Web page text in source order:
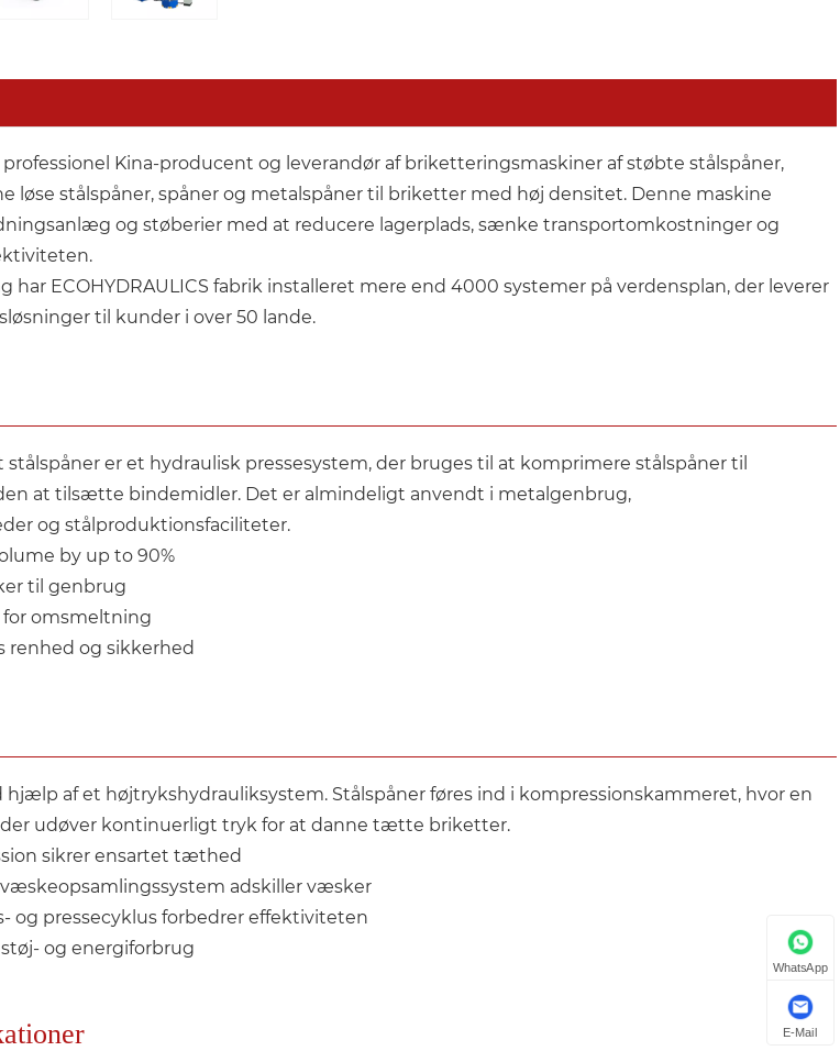
professionel Kina-producent og leverandør af briketteringsmaskiner af støbte stålspåner,
løse stålspåner, spåner og metalspåner til briketter med høj densitet. Denne maskine
og støberier med at reducere lagerplads, sænke transportomkostninger og
har ECOHYDRAULICS fabrik installeret mere end 4000 systemer på verdensplan, der leverer
til kunder i over 50 lande.
er et hydraulisk pressesystem, der bruges til at komprimere stålspåner til
at tilsætte bindemidler. Det er almindeligt anvendt i metalgenbrug,
og stålproduktionsfaciliteter.
by up to 90%
til genbrug
omsmeltning
renhed og sikkerhed
hjælp af et højtrykshydrauliksystem. Stålspåner føres ind i kompressionskammeret, hvor en
udøver kontinuerligt tryk for at danne tætte briketter.
sikrer ensartet tæthed
adskiller væsker
og pressecyklus forbedrer effektiviteten
og energiforbrug
WhatsApp
E-Mail